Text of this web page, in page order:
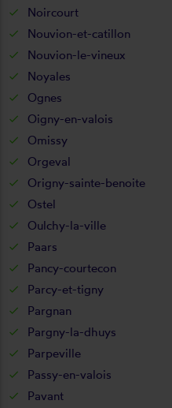
Noircourt
Nouvion-et-catillon
Nouvion-le-vineux
Noyales
Ognes
Oigny-en-valois
Omissy
Orgeval
Origny-sainte-benoite
Ostel
Oulchy-la-ville
Paars
Pancy-courtecon
Parcy-et-tigny
Pargnan
Pargny-la-dhuys
Parpeville
Passy-en-valois
Pavant